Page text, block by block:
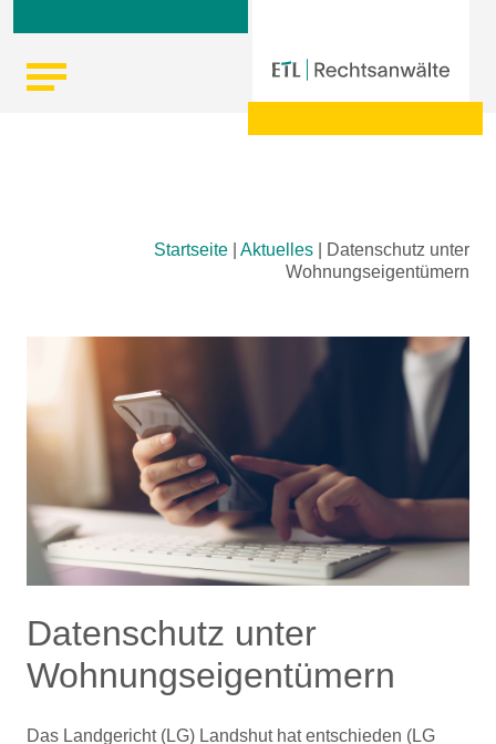
Startseite Aktuelles
Datenschutz unter
Wohnungseigentümern
Datenschutz unter
Wohnungseigentümern
Das Landgericht (LG) Landshut hat entschieden (LG